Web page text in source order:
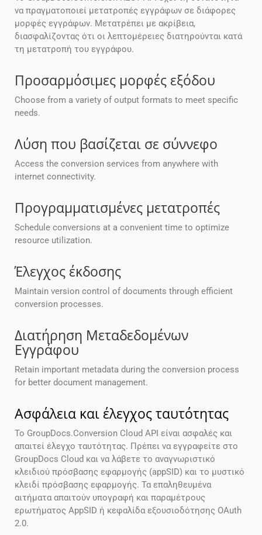
να πραγματοποιεί μετατροπές εγγράφων σε διάφορες
μορφές εγγράφων. Μετατρέπει με ακρίβεια,
διασφαλίζοντας ότι οι λεπτομέρειες διατηρούνται κατά
τη μετατροπή του εγγράφου.
Προσαρμόσιμες μορφές εξόδου
Choose from a variety of output formats to meet specific
needs.
Λύση που βασίζεται σε σύννεφο
Access the conversion services from anywhere with
internet connectivity.
Προγραμματισμένες μετατροπές
Schedule conversions at a convenient time to optimize
resource utilization.
Έλεγχος έκδοσης
Maintain version control of documents through efficient
conversion processes.
Διατήρηση Μεταδεδομένων
Εγγράφου
Retain important metadata during the conversion process
for better document management.
Ασφάλεια και έλεγχος ταυτότητας
Το GroupDocs.Conversion Cloud API είναι ασφαλές και
απαιτεί έλεγχο ταυτότητας. Πρέπει να εγγραφείτε στο
GroupDocs Cloud και να λάβετε το αναγνωριστικό
κλειδιού πρόσβασης εφαρμογής (appSID) και το μυστικό
κλειδί πρόσβασης εφαρμογής. Τα επαληθευμένα
αιτήματα απαιτούν υπογραφή και παραμέτρους
ερωτήματος AppSID ή κεφαλίδα εξουσιοδότησης OAuth
2.0.